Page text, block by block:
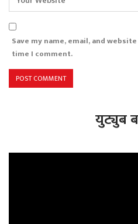
Save my name, email, and
time I comment.
युट्युब